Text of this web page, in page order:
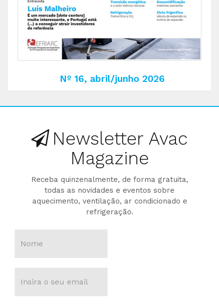
Nº 16, abril/junho 2026
Newsletter Avac
Magazine
Receba quinzenalmente, de forma gratuita,
todas as novidades e eventos sobre
aquecimento, ventilação, ar condicionado e
refrigeração.